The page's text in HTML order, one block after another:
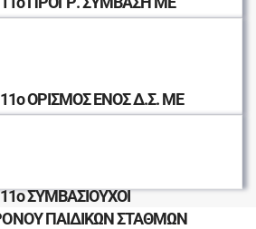
ΟΓΚΟΔΩΝ ΑΠΟΡ
ΟΡΙΣΜΟΣ ΕΝΟΣ Δ.Σ. ΜΕ
ΔΡΑΣΤΗΡΙΟΤΗΤΩΝ
ΣΥΜΒΑΣΙΟΥΧΟΙ
ΠΑΙΔΙΚΩΝ ΣΤΑΘΜΩΝ